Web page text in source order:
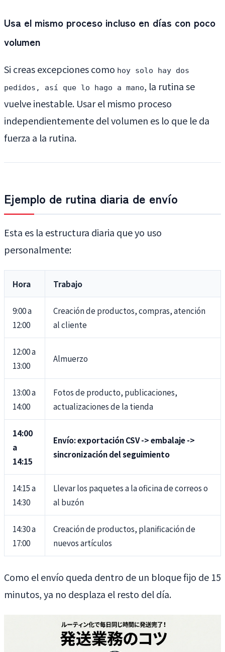
Usa el mismo proceso incluso en días con poco
volumen
Si creas excepciones como hoy solo hay dos
pedidos, así que lo hago a mano, la rutina se
vuelve inestable. Usar el mismo proceso
independientemente del volumen es lo que le da
fuerza a la rutina.
Ejemplo de rutina diaria de envío
Esta es la estructura diaria que yo uso
personalmente:
Hora Trabajo
9:00 a
12:00
Creación de productos, compras, atención
al cliente
12:00 a
13:00
Almuerzo
13:00 a
14:00
Fotos de producto, publicaciones,
actualizaciones de la tienda
14:00
a
14:15
Envío: exportación CSV -> embalaje ->
sincronización del seguimiento
14:15 a
14:30
Llevar los paquetes a la oficina de correos o
al buzón
14:30 a
17:00
Creación de productos, planificación de
nuevos artículos
Como el envío queda dentro de un bloque fijo de 15
minutos, ya no desplaza el resto del día.